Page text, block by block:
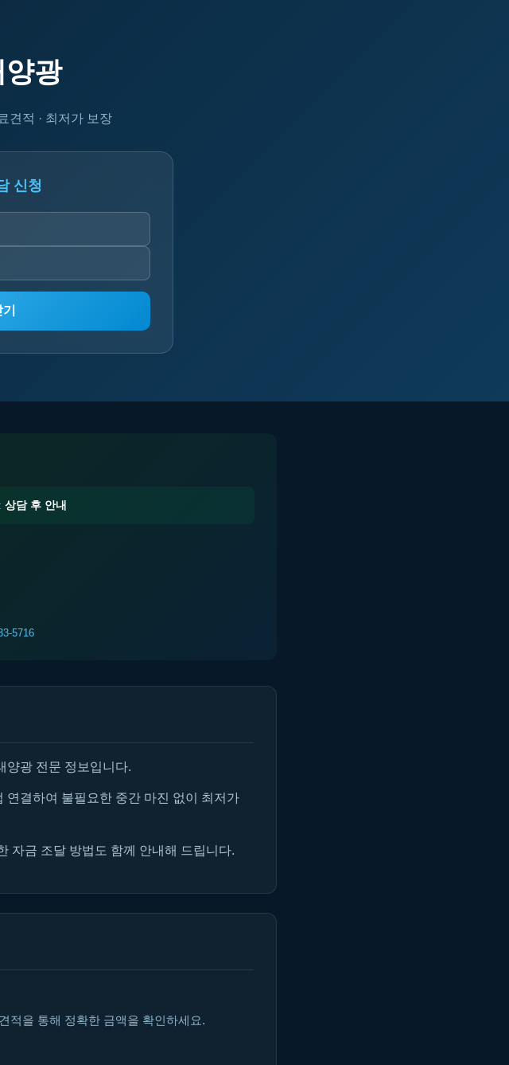
양광
견적 · 최저가 보장
신청
상담 후 안내
5716
양광 전문 정보입니다.
결하여 불필요한 중간 마진 없이 최저가
자금 조달 방법도 함께 안내해 드립니다.
적을 통해 정확한 금액을 확인하세요.